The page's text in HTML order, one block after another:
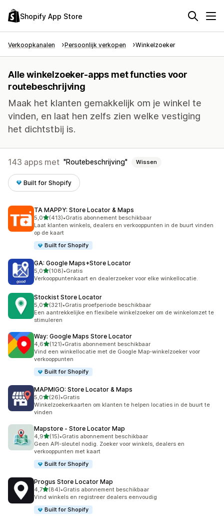
Shopify App Store
Verkoopkanalen Persoonlijk verkopen Winkelzoeker
Alle winkelzoeker-apps met functies voor
routebeschrijving
Maak het klanten gemakkelijk om je winkel te
vinden, en laat hen zelfs zien welke vestiging
het dichtstbij is.
143 apps met Routebeschrijving Wissen
Built for Shopify
TA MAPPY: Store Locator & Maps
5,0van 5 sterren
(413)
413 recensies in totaal
•Gratis abonnement beschikbaar
Laat klanten winkels, dealers en verkooppunten in de buurt vinden
op de kaart
Built for Shopify
GA: Google Maps+Store Locator
5,0van 5 sterren
(108)
108 recensies in totaal
•Gratis
Verkooppuntenkaart en dealerzoeker voor elke winkellocatie.
Stockist Store Locator
5,0van 5 sterren
(321)
321 recensies in totaal
•Gratis proefperiode beschikbaar
Een aantrekkelijke en flexibele winkelzoeker om de winkelomzet te
stimuleren
Way: Google Maps Store Locator
4,6van 5 sterren
(121)
121 recensies in totaal
•Gratis abonnement beschikbaar
Vind een winkellocatie met de Google Map-winkelzoeker voor
verkooppunten
Built for Shopify
MAPMIGO: Store Locator & Maps
5,0van 5 sterren
(26)
26 recensies in totaal
•Gratis
Winkelzoekerkaarten om klanten te helpen locaties in de buurt te
vinden
Mapstore ‑ Store Locator Map
4,9van 5 sterren
(15)
15 recensies in totaal
•Gratis abonnement beschikbaar
Geen API-sleutel nodig. Zoeker voor winkels, dealers en
verkooppunten met kaart
Built for Shopify
Progus Store Locator Map
4,7van 5 sterren
(84)
84 recensies in totaal
•Gratis abonnement beschikbaar
Vind winkels en registreer dealers eenvoudig
Built for Shopify